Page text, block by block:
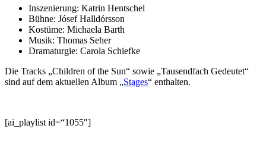
Inszenierung: Katrin Hentschel
Bühne: Jósef Halldórsson
Kostüme: Michaela Barth
Musik: Thomas Seher
Dramaturgie: Carola Schiefke
Die Tracks „Children of the Sun“ sowie „Tausendfach Gedeutet“
sind auf dem aktuellen Album „Stages“ enthalten.
[ai_playlist id=“1055″]